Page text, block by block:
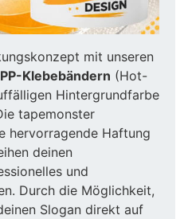
mit unseren
Klebebändern (Hot-
Hintergrundfarbe
tapemonster
hervorragende Haftung
deinen
und
Durch die Möglichkeit,
Slogan direkt auf